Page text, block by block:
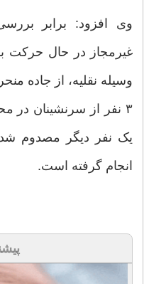
وی افزود: برابر
غیرمجاز در حال حرکت
وسیله نقلیه، از جاده
۳ نفر از سرنشینان در
یک نفر دیگر مصدوم
انجام گرفته است.